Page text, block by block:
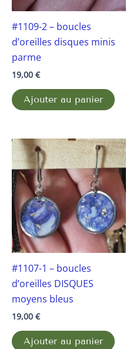
#1109-2 – boucles
d’oreilles disques minis
parme
19,00 €
Ajouter au panier
#1107-1 – boucles
d’oreilles DISQUES
moyens bleus
19,00 €
Ajouter au panier